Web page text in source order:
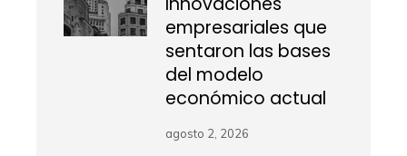
empresariales que
sentaron las bases
del modelo
económico actual
agosto 2, 2026